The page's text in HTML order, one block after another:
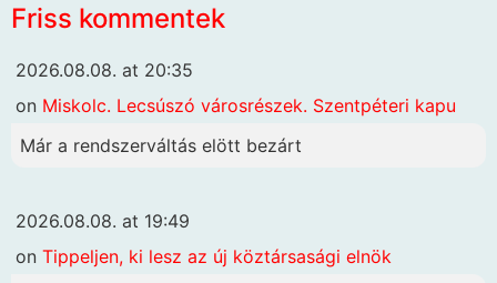
Friss kommentek
2026.08.08. at 20:35
on Miskolc. Lecsúszó városrészek. Szentpéteri kapu
Már a rendszerváltás elött bezárt
2026.08.08. at 19:49
on Tippeljen, ki lesz az új köztársasági elnök